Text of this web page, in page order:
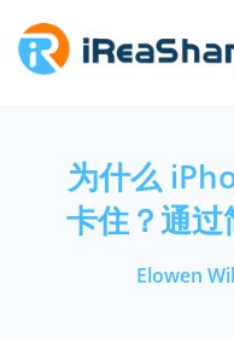
为什么
卡住？通过
Elowen